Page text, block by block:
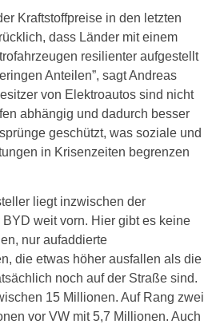
Kraftstoffpreise in den letzten
dass Länder mit einem
resilienter aufgestellt
Anteilen”, sagt Andreas
von Elektroautos sind nicht
abhängig und dadurch besser
geschützt, was soziale und
in Krisenzeiten begrenzen
liegt inzwischen der
weit vorn. Hier gibt es keine
nur aufaddierte
die etwas höher ausfallen als die
noch auf der Straße sind.
15 Millionen. Auf Rang zwei
vor VW mit 5,7 Millionen. Auch